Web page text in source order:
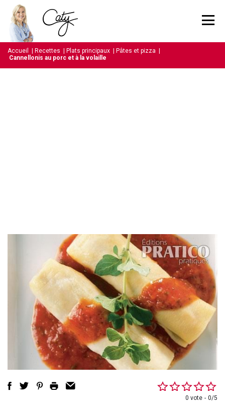
Accueil Recettes Plats principaux Pâtes et pizza
Cannellonis au porc et à la volaille
0 vote 0/5